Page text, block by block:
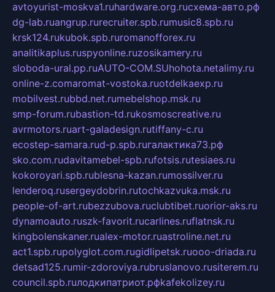
avtoyurist-moskva1.ruhardware.org.ruсхема-авто.рф
dg-lab.ruangrup.rurecruiter.spb.rumusic8.spb.ru
krsk124.rukubok.spb.ruromanofforex.ru
analitikaplus.ruspyonline.ruzosikamery.ru
sloboda-ural.pp.ruAUTO-COM.SUhohota.netalimy.ru
online-z.comaromat-vostoka.ruotdelkaexp.ru
mobilvest.rubbd.net.rumebelshop.msk.ru
smp-forum.rubastion-td.rukosmoscreative.ru
avrmotors.ruart-galadesign.rutiffany-c.ru
ecostep-samara.rud-p.spb.ruгалактика73.рф
sko.com.rudavitamebel-spb.rufotsis.rutesiaes.ru
kokoroyari.spb.rublesna-kazan.rumossilver.ru
lenderoq.rusergeydobrin.rutochkazvuka.msk.ru
people-of-art.rubezzubova.ruclubtibet.ruorior-aks.ru
dynamoauto.ruszk-favorit.rucarlines.ruflatnsk.ru
kingbolenskaner.rualex-motor.ruastroline.net.ru
act1.spb.rupolyglot.com.rugidlipetsk.ruooo-driada.ru
detsad125.rumir-zdoroviya.rubruslanovo.rusiterem.ru
council.spb.ruлодкипатриот.рфkafekolizey.ru